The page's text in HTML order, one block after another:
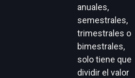
anuales,
semestrales,
trimestrales o
bimestrales,
solo tiene que
dividir el valor